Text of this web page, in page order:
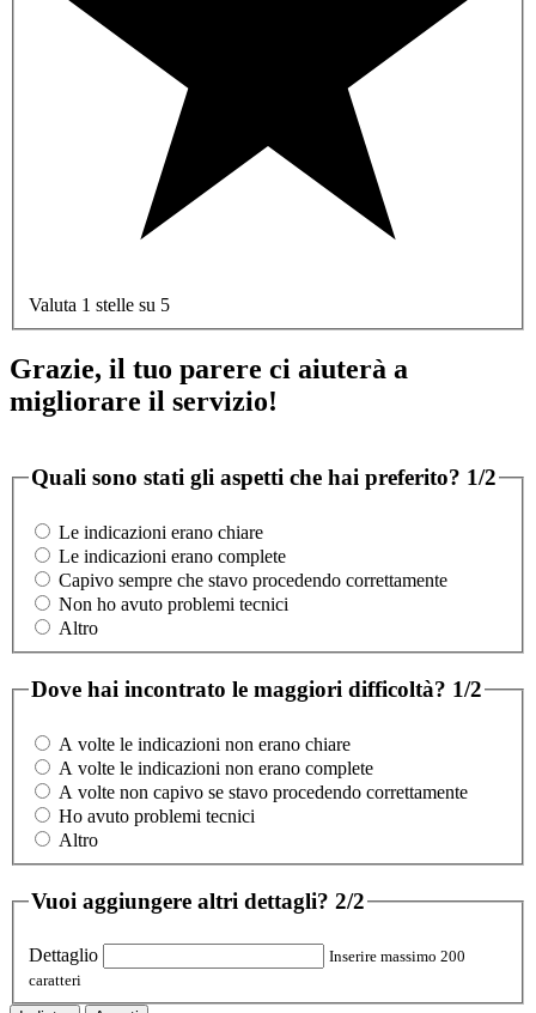
Valuta 1 stelle su 5
Grazie, il tuo parere ci aiuterà a
migliorare il servizio!
Quali sono stati gli aspetti che hai preferito? 1/2
Le indicazioni erano chiare
Le indicazioni erano complete
Capivo sempre che stavo procedendo correttamente
Non ho avuto problemi tecnici
Altro
Dove hai incontrato le maggiori difficoltà? 1/2
A volte le indicazioni non erano chiare
A volte le indicazioni non erano complete
A volte non capivo se stavo procedendo correttamente
Ho avuto problemi tecnici
Altro
Vuoi aggiungere altri dettagli? 2/2
Dettaglio
Inserire massimo 200
caratteri